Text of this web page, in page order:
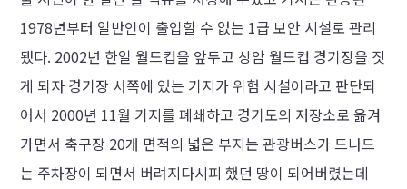
1978년부터 일반인이 출입할 수 없는 1급 보안 시설로 관리
됐다. 2002년 한일 월드컵을 앞두고 상암 월드컵 경기장을 짓
게 되자 경기장 서쪽에 있는 기지가 위험 시설이라고 판단되
어서 2000년 11월 기지를 폐쇄하고 경기도의 저장소로 옮겨
가면서 축구장 20개 면적의 넓은 부지는 관광버스가 드나드
는 주차장이 되면서 버려지다시피 했던 땅이 되어버렸는데